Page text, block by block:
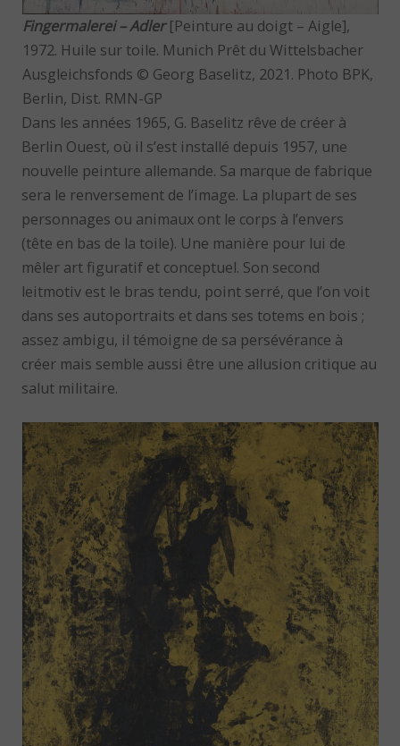
Fingermalerei – Adler[Peinture au doigt – Aigle],
1972. Huile sur toile. Munich Prêt du Wittelsbacher
Ausgleichsfonds © Georg Baselitz, 2021. Photo BPK,
Berlin, Dist. RMN-GP
Dans les années 1965, G. Baselitz rêve de créer à
Berlin Ouest, où il s’est installé depuis 1957, une
nouvelle peinture allemande. Sa marque de fabrique
sera le renversement de l’image. La plupart de ses
personnages ou animaux ont le corps à l’envers
(tête en bas de la toile). Une manière pour lui de
mêler art figuratif et conceptuel. Son second
leitmotiv est le bras tendu, point serré, que l’on voit
dans ses autoportraits et dans ses totems en bois ;
assez ambigu, il témoigne de sa persévérance à
créer mais semble aussi être une allusion critique au
salut militaire.